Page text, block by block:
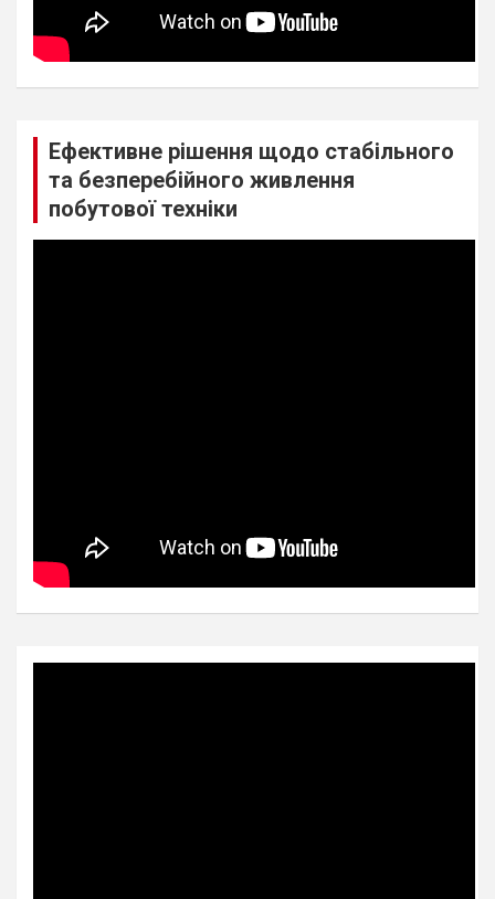
Ефективне рішення щодо стабільного
та безперебійного живлення
побутової техніки